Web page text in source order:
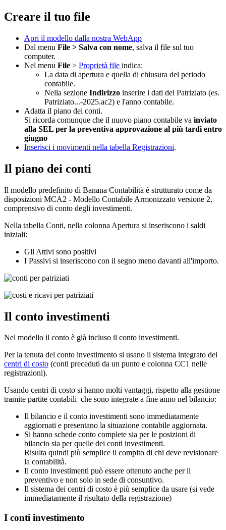
Creare il tuo file
Apri il modello dalla nostra WebApp
Dal menu File > Salva con nome, salva il file sul tuo
computer.
Nel menu File > Proprietà file indica:
La data di apertura e quella di chiusura del periodo
contabile.
Nella sezione Indirizzo inserire i dati del Patriziato (es.
Patriziato...-2025.ac2) e l'anno contabile.
Adatta il piano dei conti.
Si ricorda comunque che il nuovo piano contabile va inviato
alla SEL per la preventiva approvazione al più tardi entro
giugno
Inserisci i movimenti nella tabella Registrazioni.
Il piano dei conti
Il modello predefinito di Banana Contabilità è strutturato come da
disposizioni MCA2 - Modello Contabile Armonizzato versione 2,
comprensivo di conto degli investimenti.
Nella tabella Conti, nella colonna Apertura si inseriscono i saldi
iniziali:
Gli Attivi sono positivi
I Passivi si inseriscono con il segno meno davanti all'importo.
Il conto investimenti
Nel modello il conto è già incluso il conto investimenti.
Per la tenuta del conto investimento si usano il sistema integrato dei
centri di costo (conti preceduti da un punto e colonna CC1 nelle
registrazioni).
Usando centri di costo si hanno molti vantaggi, rispetto alla gestione
tramite partite contabili che sono integrate a fine anno nel bilancio:
Il bilancio e il conto investimenti sono immediatamente
aggiornati e presentano la situazione contabile aggiornata.
Si hanno schede conto complete sia per le posizioni di
bilancio sia per quelle dei conti investimenti.
Risulta quindi più semplice il compito di chi deve revisionare
la contabilità.
Il conto investimenti può essere ottenuto anche per il
preventivo e non solo in sede di consuntivo.
Il sistema dei centri di costo è più semplice da usare (si vede
immediatamente il risultato della registrazione)
I conti investimento